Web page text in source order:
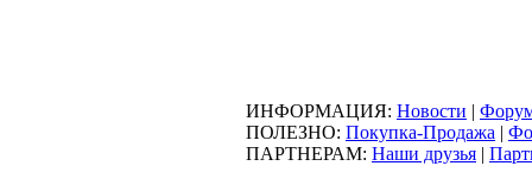
ИНФОРМАЦИЯ: Новости |
ПОЛЕЗНО: Покупка-Продажа |
ПАРТНЕРАМ: Наши друзья |